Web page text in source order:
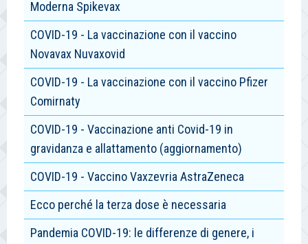
Moderna Spikevax
COVID-19 - La vaccinazione con il vaccino
Novavax Nuvaxovid
COVID-19 - La vaccinazione con il vaccino Pfizer
Comirnaty
COVID-19 - Vaccinazione anti Covid-19 in
gravidanza e allattamento (aggiornamento)
COVID-19 - Vaccino Vaxzevria AstraZeneca
Ecco perché la terza dose è necessaria
Pandemia COVID-19: le differenze di genere, i